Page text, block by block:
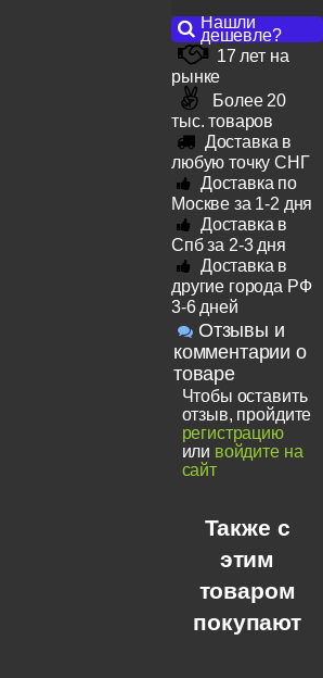
Нашли
дешевле?
17 лет на
рынке
Более 20
тыс. товаров
Доставка в
любую точку СНГ
Доставка по
Москве за 1-2 дня
Доставка в
Спб за 2-3 дня
Доставка в
другие города РФ
3-6 дней
Отзывы и
комментарии о
товаре
Чтобы оставить
отзыв, пройдите
регистрацию
или войдите на
сайт
Также с
этим
товаром
покупают